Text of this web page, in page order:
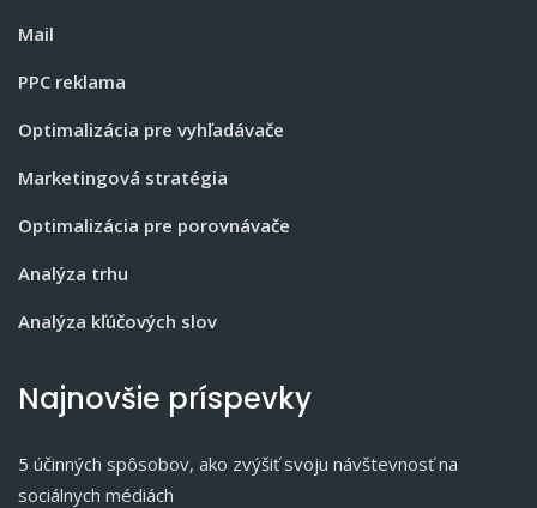
Mail
PPC reklama
Optimalizácia pre vyhľadávače
Marketingová stratégia
Optimalizácia pre porovnávače
Analýza trhu
Analýza kľúčových slov
Najnovšie príspevky
5 účinných spôsobov, ako zvýšiť svoju návštevnosť na
sociálnych médiách